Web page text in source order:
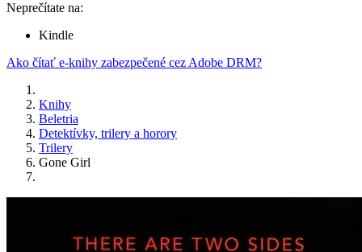
Neprečítate na:
Kindle
Ako čítať e-knihy zabezpečené cez Adobe DRM?
Knihy
Beletria
Detektívky, trilery a horory
Trilery
Gone Girl